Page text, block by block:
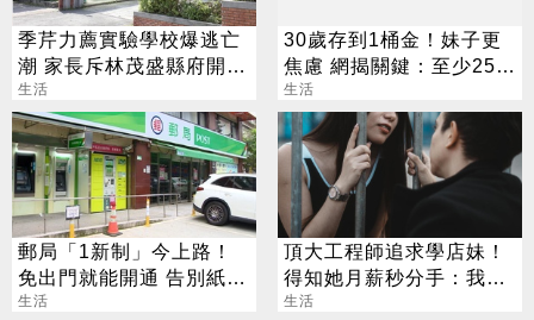
季芹力薦實驗學校爆逃亡
潮 家長斥林茂盛縣府開芭
樂票
生活
30歲存到1桶金！妹子更
焦慮 網揭關鍵：至少250
萬
生活
郵局「1新制」今上路！
免出門就能開通 告別紙本
不用跑臨櫃
生活
頂大工程師追求學店妹！
得知她月薪秒分手：我們
不合適
生活